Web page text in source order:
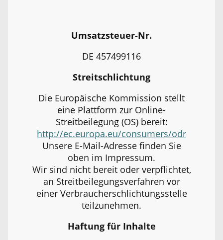
Umsatzsteuer-Nr.
DE 457499116
Streitschlichtung
Die Europäische Kommission stellt
eine Plattform zur Online-
Streitbeilegung (OS) bereit:
http://ec.europa.eu/consumers/odr
Unsere E-Mail-Adresse finden Sie
oben im Impressum.
Wir sind nicht bereit oder verpflichtet,
an Streitbeilegungsverfahren vor
einer Verbraucherschlichtungsstelle
teilzunehmen.
Haftung für Inhalte